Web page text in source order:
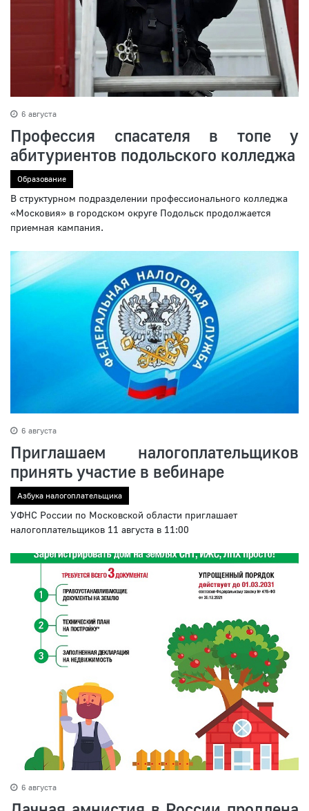
6 августа
Профессия спасателя в топе у
абитуриентов подольского колледжа
Образование
В структурном подразделении профессионального колледжа
«Московия» в городском округе Подольск продолжается
приемная кампания.
6 августа
Приглашаем налогоплательщиков
принять участие в вебинаре
Азбука налогоплательщика
УФНС России по Московской области приглашает
налогоплательщиков 11 августа в 11:00
6 августа